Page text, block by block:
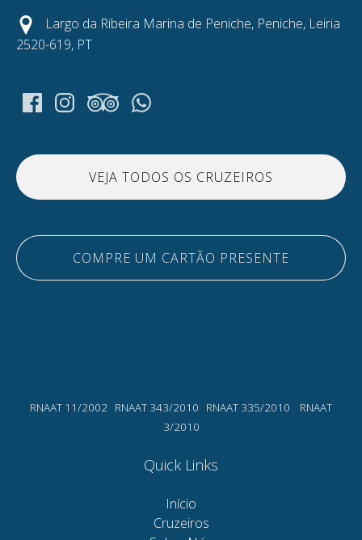
Largo da Ribeira Marina de Peniche, Peniche, Leiria
2520-619, PT
VEJA TODOS OS CRUZEIROS
COMPRE UM CARTÃO PRESENTE
RNAAT 11/2002 RNAAT 343/2010 RNAAT 335/2010 RNAAT
3/2010
Quick Links
Início
Cruzeiros